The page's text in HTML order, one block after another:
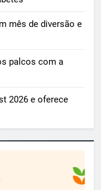
mês de diversão e
palcos com a
2026 e oferece